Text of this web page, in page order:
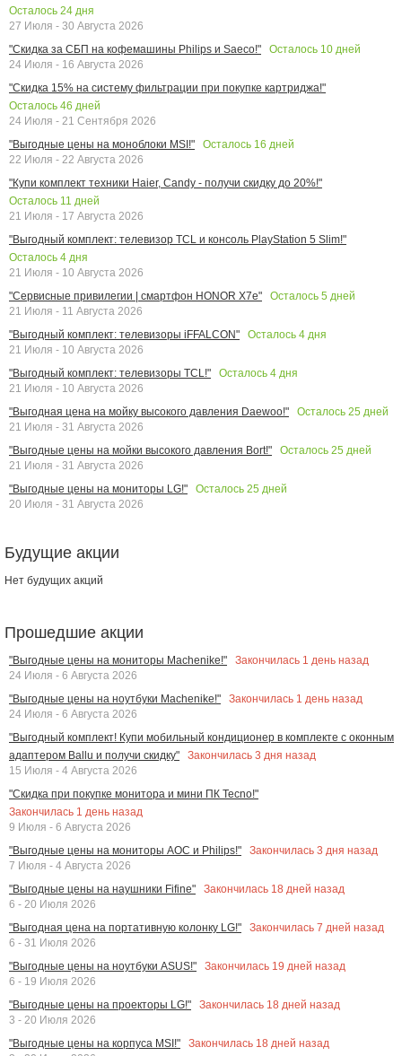
Осталось 24 дня
27 Июля - 30 Августа 2026
"Скидка за СБП на кофемашины Philips и Saeco!"
Осталось 10 дней
24 Июля - 16 Августа 2026
"Скидка 15% на систему фильтрации при покупке картриджа!"
Осталось 46 дней
24 Июля - 21 Сентября 2026
"Выгодные цены на моноблоки MSI!"
Осталось 16 дней
22 Июля - 22 Августа 2026
"Купи комплект техники Haier, Candy - получи скидку до 20%!"
Осталось 11 дней
21 Июля - 17 Августа 2026
"Выгодный комплект: телевизор TCL и консоль PlayStation 5 Slim!"
Осталось 4 дня
21 Июля - 10 Августа 2026
"Сервисные привилегии | смартфон HONOR X7e"
Осталось 5 дней
21 Июля - 11 Августа 2026
"Выгодный комплект: телевизоры iFFALCON"
Осталось 4 дня
21 Июля - 10 Августа 2026
"Выгодный комплект: телевизоры TCL!"
Осталось 4 дня
21 Июля - 10 Августа 2026
"Выгодная цена на мойку высокого давления Daewoo!"
Осталось 25 дней
21 Июля - 31 Августа 2026
"Выгодные цены на мойки высокого давления Bort!"
Осталось 25 дней
21 Июля - 31 Августа 2026
"Выгодные цены на мониторы LG!"
Осталось 25 дней
20 Июля - 31 Августа 2026
Будущие акции
Нет будущих акций
Прошедшие акции
"Выгодные цены на мониторы Machenike!" Закончилась 1 день назад
24 Июля - 6 Августа 2026
"Выгодные цены на ноутбуки Machenike!"
Закончилась 1 день назад
24 Июля - 6 Августа 2026
"Выгодный комплект! Купи мобильный кондиционер в комплекте с оконным
адаптером Ballu и получи скидку"
Закончилась 3 дня назад
15 Июля - 4 Августа 2026
"Скидка при покупке монитора и мини ПК Tecno!"
Закончилась 1 день назад
9 Июля - 6 Августа 2026
"Выгодные цены на мониторы AOC и Philips!"
Закончилась 3 дня назад
7 Июля - 4 Августа 2026
"Выгодные цены на наушники Fifine"
Закончилась 18 дней назад
6 - 20 Июля 2026
"Выгодная цена на портативную колонку LG!"
Закончилась 7 дней назад
6 - 31 Июля 2026
"Выгодные цены на ноутбуки ASUS!"
Закончилась 19 дней назад
6 - 19 Июля 2026
"Выгодные цены на проекторы LG!"
Закончилась 18 дней назад
3 - 20 Июля 2026
"Выгодные цены на корпуса MSI!"
Закончилась 18 дней назад